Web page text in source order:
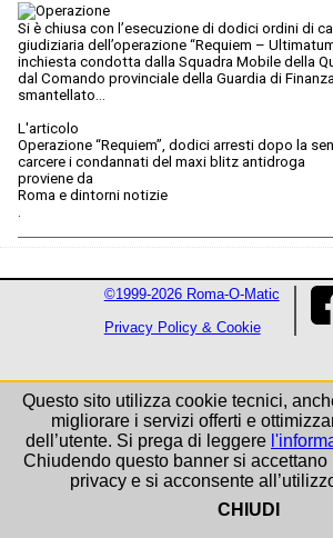
Si è chiusa con l’esecuzione di dodici ordini di
giudiziaria dell’operazione “Requiem –
inchiesta condotta dalla Squadra Mobile della
dal Comando provinciale della Guardia di
smantellato…
L'articolo
Operazione “Requiem”, dodici arresti dopo la
carcere i condannati del maxi blitz antidroga
proviene da
Roma e dintorni notizie
.
©1999-2026 Roma-O-Matic
Privacy Policy & Cookie
Questo sito utilizza cookie tecnici,
migliorare i servizi offerti e
dell’utente. Si prega di leggere
Chiudendo questo banner si
privacy e si acconsente
CHIUDI